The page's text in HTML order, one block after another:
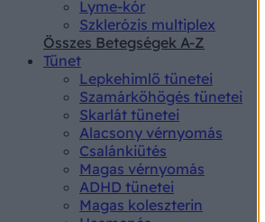
Lyme-kór
Szklerózis multiplex
Összes Betegségek A-Z
Tünet
Lepkehimlő tünetei
Szamárköhögés tünetei
Skarlát tünetei
Alacsony vérnyomás
Csalánkiütés
Magas vérnyomás
ADHD tünetei
Magas koleszterin